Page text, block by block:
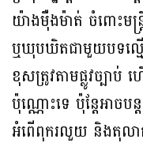
យ៉ាងម៉ឺងម៉ាត់ ចំពោះមន្
ឬឃុបឃិតជាមួយបទល្ម
ខុសត្រូវតាមផ្លូវច្បា
ប៉ុណ្ណោះទេ ប៉ុន្តែអាចប
អំពើពុករលួយ និងតុលា